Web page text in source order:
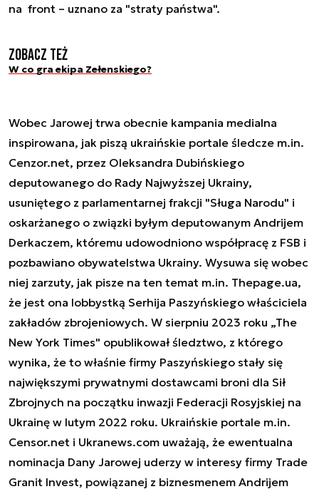
na front – uznano za "straty państwa".
Zobacz też
W co gra ekipa Zełenskiego?
Wobec Jarowej trwa obecnie kampania medialna
inspirowana, jak piszą ukraińskie portale śledcze m.in.
Cenzor.net, przez Oleksandra Dubińskiego
deputowanego do Rady Najwyższej Ukrainy,
usuniętego z parlamentarnej frakcji "Sługa Narodu" i
oskarżanego o związki byłym deputowanym Andrijem
Derkaczem, któremu udowodniono współpracę z FSB i
pozbawiano obywatelstwa Ukrainy. Wysuwa się wobec
niej zarzuty, jak pisze na ten temat m.in. Thepage.ua,
że jest ona lobbystką Serhija Paszyńskiego właściciela
zakładów zbrojeniowych. W sierpniu 2023 roku „The
New York Times" opublikował śledztwo, z którego
wynika, że to właśnie firmy Paszyńskiego stały się
największymi prywatnymi dostawcami broni dla Sił
Zbrojnych na początku inwazji Federacji Rosyjskiej na
Ukrainę w lutym 2022 roku. Ukraińskie portale m.in.
Censor.net i Ukranews.com uważają, że ewentualna
nominacja Dany Jarowej uderzy w interesy firmy Trade
Granit Invest, powiązanej z biznesmenem Andrijem